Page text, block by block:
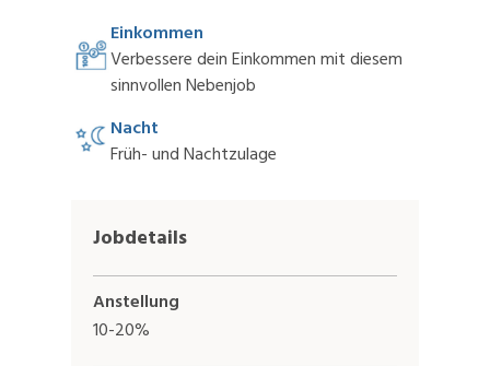
Einkommen
Verbessere dein Einkommen mit diesem
sinnvollen Nebenjob
Nacht
Früh- und Nachtzulage
Jobdetails
Anstellung
10-20%